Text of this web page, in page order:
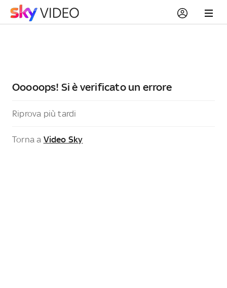
Ooooops! Si è verificato un errore
Riprova più tardi
Torna a Video Sky